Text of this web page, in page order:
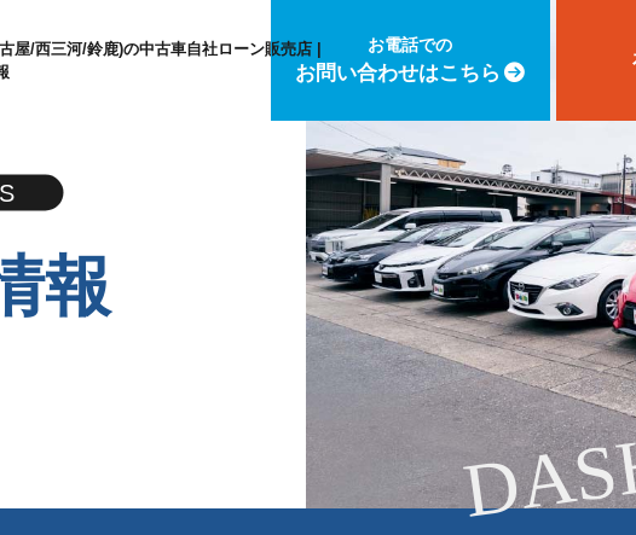
屋/西三河/鈴鹿)の中古車自社ローン販売店 |
お電話での
お問い合わせはこちら
報